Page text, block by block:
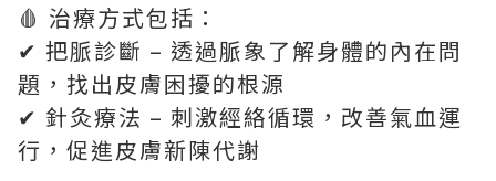
🩸 治療方式包括：
✔ 把脈診斷 – 透過脈象了解身體的內在問
題，找出皮膚困擾的根源
✔ 針灸療法 – 刺激經絡循環，改善氣血運
行，促進皮膚新陳代謝